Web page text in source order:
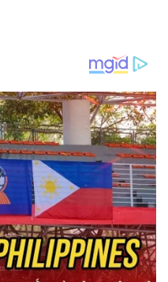
Quân sự - Quốc phòng
Vũ khí
Việt Nam
Phân tích